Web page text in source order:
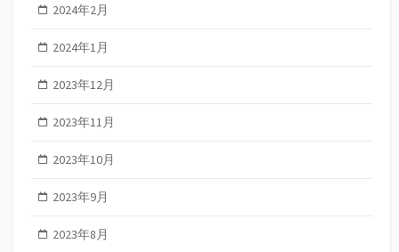
2024年2月
2024年1月
2023年12月
2023年11月
2023年10月
2023年9月
2023年8月